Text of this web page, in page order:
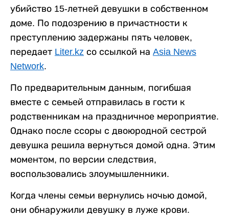
убийство 15-летней девушки в собственном
доме. По подозрению в причастности к
преступлению задержаны пять человек,
передает Liter.kz со ссылкой на Asia News
Network.
По предварительным данным, погибшая
вместе с семьей отправилась в гости к
родственникам на праздничное мероприятие.
Однако после ссоры с двоюродной сестрой
девушка решила вернуться домой одна. Этим
моментом, по версии следствия,
воспользовались злоумышленники.
Когда члены семьи вернулись ночью домой,
они обнаружили девушку в луже крови.